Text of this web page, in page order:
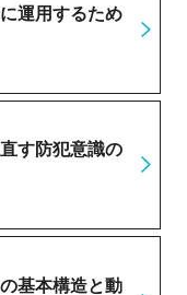
運用するため
す防犯意識の
基本構造と動